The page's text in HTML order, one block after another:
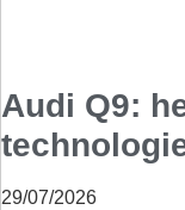
Audi Q9:
29/07/2026